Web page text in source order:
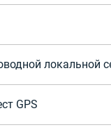
локальной
GPS